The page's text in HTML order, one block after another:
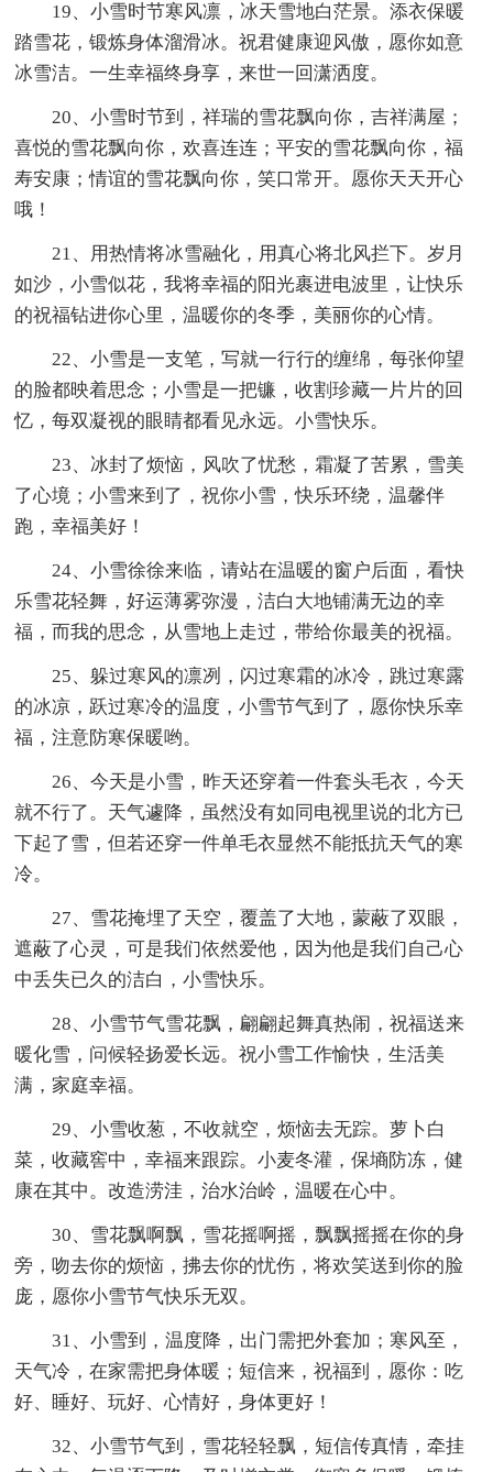
19、小雪时节寒风凛，冰天雪地白茫景。添衣保暖
踏雪花，锻炼身体溜滑冰。祝君健康迎风傲，愿你如意
冰雪洁。一生幸福终身享，来世一回潇洒度。
20、小雪时节到，祥瑞的雪花飘向你，吉祥满屋；
喜悦的雪花飘向你，欢喜连连；平安的雪花飘向你，福
寿安康；情谊的雪花飘向你，笑口常开。愿你天天开心
哦！
21、用热情将冰雪融化，用真心将北风拦下。岁月
如沙，小雪似花，我将幸福的阳光裹进电波里，让快乐
的祝福钻进你心里，温暖你的冬季，美丽你的心情。
22、小雪是一支笔，写就一行行的缠绵，每张仰望
的脸都映着思念；小雪是一把镰，收割珍藏一片片的回
忆，每双凝视的眼睛都看见永远。小雪快乐。
23、冰封了烦恼，风吹了忧愁，霜凝了苦累，雪美
了心境；小雪来到了，祝你小雪，快乐环绕，温馨伴
跑，幸福美好！
24、小雪徐徐来临，请站在温暖的窗户后面，看快
乐雪花轻舞，好运薄雾弥漫，洁白大地铺满无边的幸
福，而我的思念，从雪地上走过，带给你最美的祝福。
25、躲过寒风的凛冽，闪过寒霜的冰冷，跳过寒露
的冰凉，跃过寒冷的温度，小雪节气到了，愿你快乐幸
福，注意防寒保暖哟。
26、今天是小雪，昨天还穿着一件套头毛衣，今天
就不行了。天气遽降，虽然没有如同电视里说的北方已
下起了雪，但若还穿一件单毛衣显然不能抵抗天气的寒
冷。
27、雪花掩埋了天空，覆盖了大地，蒙蔽了双眼，
遮蔽了心灵，可是我们依然爱他，因为他是我们自己心
中丢失已久的洁白，小雪快乐。
28、小雪节气雪花飘，翩翩起舞真热闹，祝福送来
暖化雪，问候轻扬爱长远。祝小雪工作愉快，生活美
满，家庭幸福。
29、小雪收葱，不收就空，烦恼去无踪。萝卜白
菜，收藏窖中，幸福来跟踪。小麦冬灌，保墒防冻，健
康在其中。改造涝洼，治水治岭，温暖在心中。
30、雪花飘啊飘，雪花摇啊摇，飘飘摇摇在你的身
旁，吻去你的烦恼，拂去你的忧伤，将欢笑送到你的脸
庞，愿你小雪节气快乐无双。
31、小雪到，温度降，出门需把外套加；寒风至，
天气冷，在家需把身体暖；短信来，祝福到，愿你：吃
好、睡好、玩好、心情好，身体更好！
32、小雪节气到，雪花轻轻飘，短信传真情，牵挂